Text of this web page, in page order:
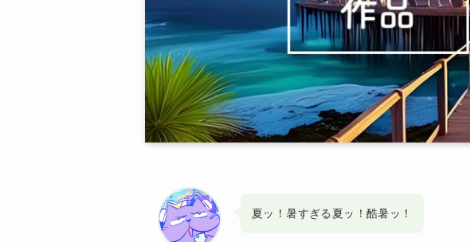
夏ッ！暑すぎる夏ッ！酷暑ッ！